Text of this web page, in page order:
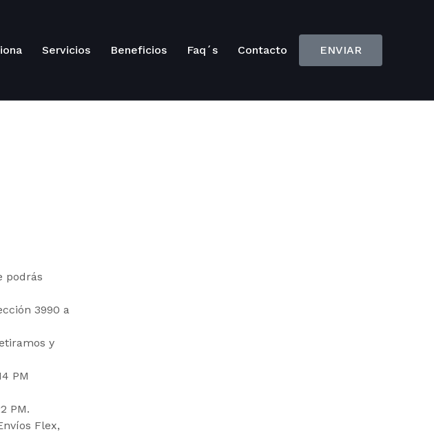
Servicios Beneficios Faq´s Contacto ENVIAR
podrás
3990 a
y
PM
PM.
Flex,